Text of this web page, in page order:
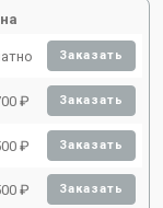
Заказать
₽ Заказать
₽ Заказать
₽ Заказать